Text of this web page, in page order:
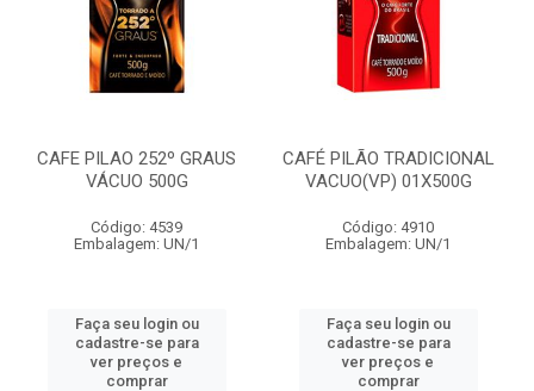
CAFE PILAO 252º GRAUS
VÁCUO 500G
Código: 4539
Embalagem: UN/1
Faça seu login ou
cadastre-se para
ver preços e
comprar
CAFÉ PILÃO TRADICIONAL
VACUO(VP) 01X500G
Código: 4910
Embalagem: UN/1
Faça seu login ou
cadastre-se para
ver preços e
comprar